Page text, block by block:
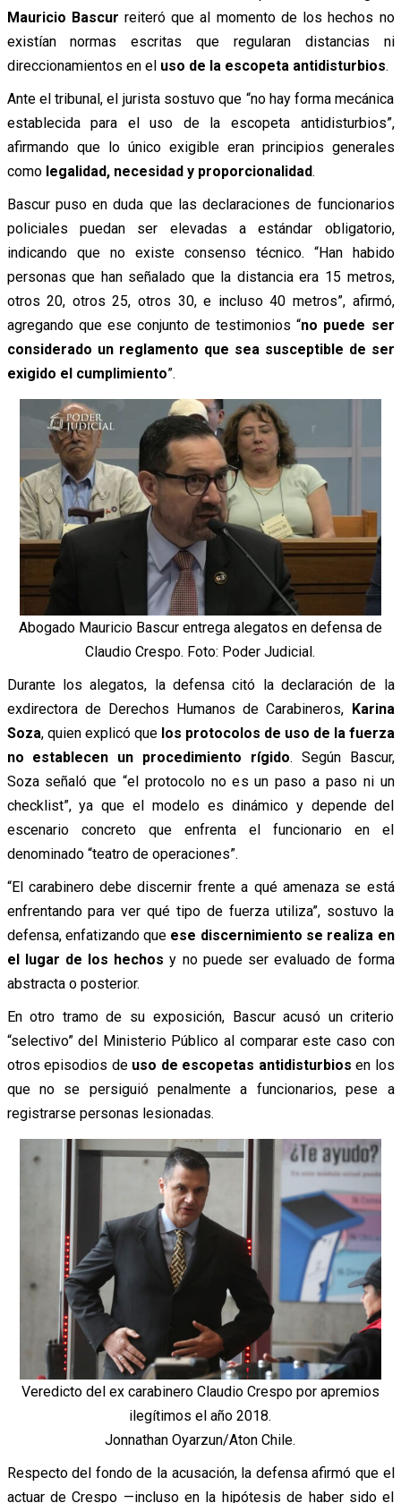
Mauricio Bascur reiteró que al momento de los hechos no
existían normas escritas que regularan distancias ni
direccionamientos en el uso de la escopeta antidisturbios.
Ante el tribunal, el jurista sostuvo que “no hay forma mecánica
establecida para el uso de la escopeta antidisturbios”,
afirmando que lo único exigible eran principios generales
como legalidad, necesidad y proporcionalidad.
Bascur puso en duda que las declaraciones de funcionarios
policiales puedan ser elevadas a estándar obligatorio,
indicando que no existe consenso técnico. “Han habido
personas que han señalado que la distancia era 15 metros,
otros 20, otros 25, otros 30, e incluso 40 metros”, afirmó,
agregando que ese conjunto de testimonios “no puede ser
considerado un reglamento que sea susceptible de ser
exigido el cumplimiento”.
Abogado Mauricio Bascur entrega alegatos en defensa de
Claudio Crespo. Foto: Poder Judicial.
Durante los alegatos, la defensa citó la declaración de la
exdirectora de Derechos Humanos de Carabineros,
Karina
Soza, quien explicó que los protocolos de uso de la fuerza
no establecen un procedimiento rígido. Según Bascur,
Soza señaló que “el protocolo no es un paso a paso ni un
checklist”, ya que el modelo es dinámico y depende del
escenario concreto que enfrenta el funcionario en el
denominado “teatro de operaciones”.
“El carabinero debe discernir frente a qué amenaza se está
enfrentando para ver qué tipo de fuerza utiliza”, sostuvo la
defensa, enfatizando que ese discernimiento se realiza en
el lugar de los hechos y no puede ser evaluado de forma
abstracta o posterior.
En otro tramo de su exposición, Bascur acusó un criterio
“selectivo” del Ministerio Público al comparar este caso con
otros episodios de uso de escopetas antidisturbios en los
que no se persiguió penalmente a funcionarios, pese a
registrarse personas lesionadas.
Veredicto del ex carabinero Claudio Crespo por apremios
ilegítimos el año 2018.
Jonnathan Oyarzun/Aton Chile.
Respecto del fondo de la acusación, la defensa afirmó que el
actuar de Crespo —incluso en la hipótesis de haber sido el